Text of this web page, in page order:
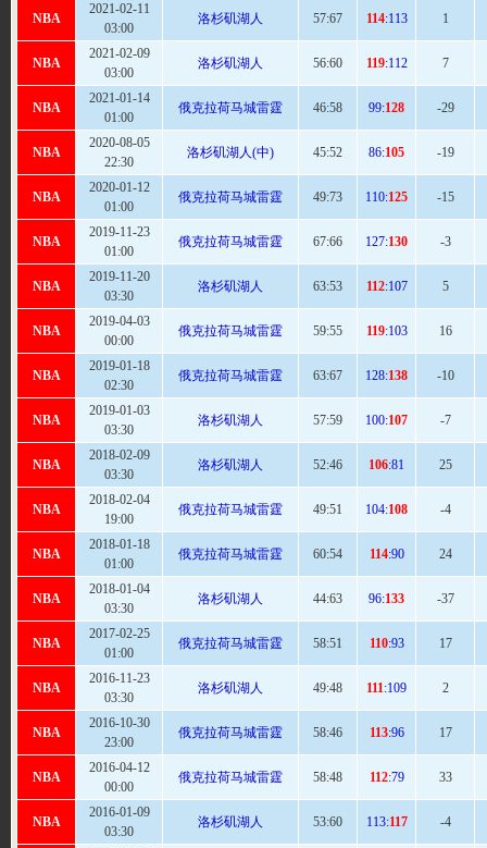
NBA
2021-02-11
03:00
洛杉矶湖人 57:67 114:113 1
NBA
2021-02-09
03:00
洛杉矶湖人 56:60 119:112 7
NBA
2021-01-14
01:00
俄克拉荷马城雷霆 46:58 99:128 -29
NBA
2020-08-05
22:30
洛杉矶湖人(中) 45:52 86:105 -19
NBA
2020-01-12
01:00
俄克拉荷马城雷霆 49:73 110:125 -15
NBA
2019-11-23
01:00
俄克拉荷马城雷霆 67:66 127:130 -3
NBA
2019-11-20
03:30
洛杉矶湖人 63:53 112:107 5
NBA
2019-04-03
00:00
俄克拉荷马城雷霆 59:55 119:103 16
NBA
2019-01-18
02:30
俄克拉荷马城雷霆 63:67 128:138 -10
NBA
2019-01-03
03:30
洛杉矶湖人 57:59 100:107 -7
NBA
2018-02-09
03:30
洛杉矶湖人 52:46 106:81 25
NBA
2018-02-04
19:00
俄克拉荷马城雷霆 49:51 104:108 -4
NBA
2018-01-18
01:00
俄克拉荷马城雷霆 60:54 114:90 24
NBA
2018-01-04
03:30
洛杉矶湖人 44:63 96:133 -37
NBA
2017-02-25
01:00
俄克拉荷马城雷霆 58:51 110:93 17
NBA
2016-11-23
03:30
洛杉矶湖人 49:48 111:109 2
NBA
2016-10-30
23:00
俄克拉荷马城雷霆 58:46 113:96 17
NBA
2016-04-12
00:00
俄克拉荷马城雷霆 58:48 112:79 33
NBA
2016-01-09
03:30
洛杉矶湖人 53:60 113:117 -4